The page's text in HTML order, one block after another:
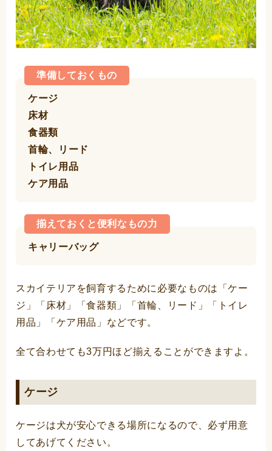
準備しておくもの
ケージ
床材
食器類
首輪、リード
トイレ用品
ケア用品
揃えておくと便利なもの力
キャリーバッグ
スカイテリアを飼育するために必要なものは「ケー
ジ」「床材」「食器類」「首輪、リード」「トイレ
用品」「ケア用品」などです。
全て合わせても3万円ほど揃えることができますよ。
ケージ
ケージは犬が安心できる場所になるので、必ず用意
してあげてください。